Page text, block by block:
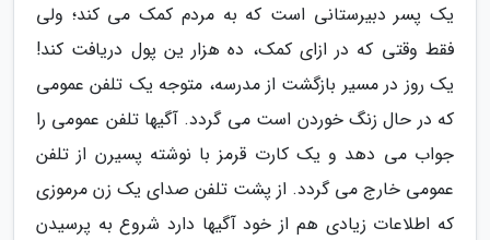
یک پسر دبیرستانی است که به مردم کمک می کند؛ ولی
فقط وقتی که در ازای کمک، ده هزار ین پول دریافت کند!
یک روز در مسیر بازگشت از مدرسه، متوجه یک تلفن عمومی
که در حال زنگ خوردن است می گردد. آگیها تلفن عمومی را
جواب می دهد و یک کارت قرمز با نوشته پسیرن از تلفن
عمومی خارج می گردد. از پشت تلفن صدای یک زن مرموزی
که اطلاعات زیادی هم از خود آگیها دارد شروع به پرسیدن